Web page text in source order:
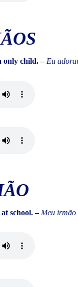
only child. – Eu
school. – Meu irmão